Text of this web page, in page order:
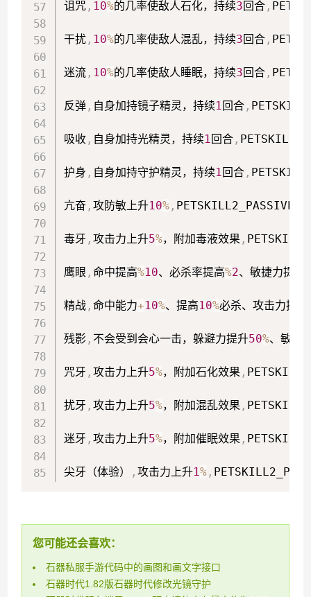
诅咒 , 10%的几率使敌人石化，持续3回合 ,
干扰 , 10%的几率使敌人混乱，持续3回合 ,
迷流 , 10%的几率使敌人睡眠，持续3回合 ,
反弹 , 自身加持镜子精灵，持续1回合 ,
吸收 , 自身加持光精灵，持续1回合 ,
护身 , 自身加持守护精灵，持续1回合 ,
亢奋 , 攻防敏上升10% ,
毒牙 , 攻击力上升5%，附加毒液效果 ,
鹰眼 , 命中提高%10、必杀率提高%2、敏捷力提高
精战 , 命中能力+10%、提高10%必杀、攻击力提高
残影 , 不会受到会心一击，躲避力提升50%、敏捷
咒牙 , 攻击力上升5%，附加石化效果 ,
扰牙 , 攻击力上升5%，附加混乱效果 ,
迷牙 , 攻击力上升5%，附加催眠效果 ,
尖牙（体验） , 攻击力上升1% ,
您可能还会喜欢：
石器私服手游代码中的画图和画文字接口
石器时代1.82版石器时代修改光镜守护